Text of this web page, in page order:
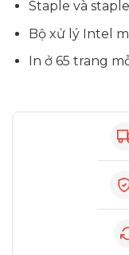
Staple và
Bộ xử lý Intel
In ở 65 trang